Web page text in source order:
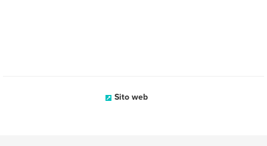
Sito web